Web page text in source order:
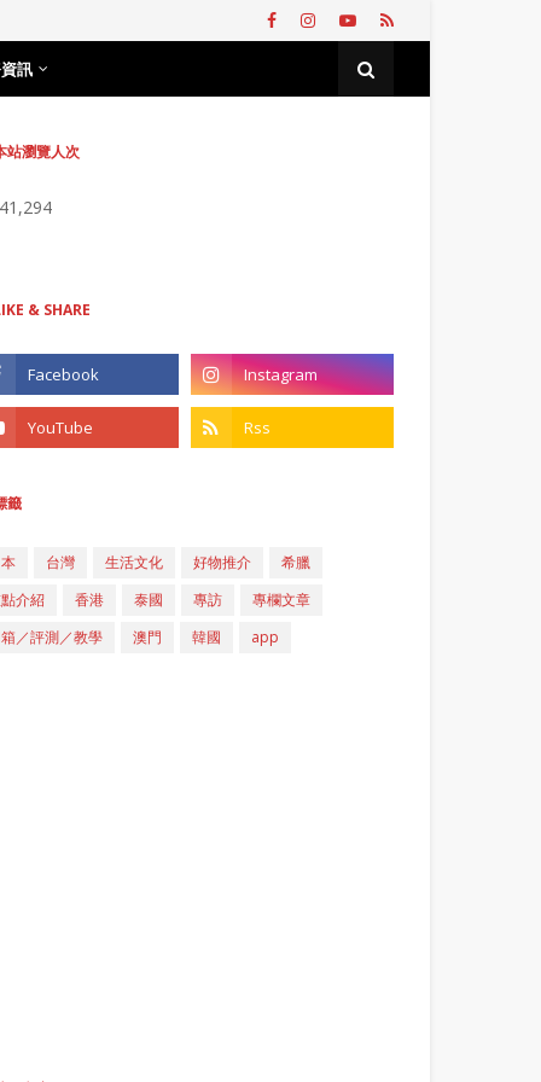
訊
站瀏覽人次
& SHARE
籤
台灣 生活文化 好物推介
希臘
介紹
香港 泰國 專訪
專欄文章
／評測／教學
澳門 韓國 app